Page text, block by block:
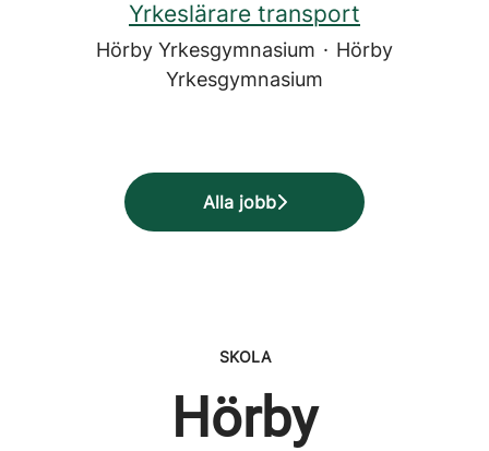
Yrkeslärare transport
Hörby Yrkesgymnasium · Hörby
Yrkesgymnasium
Alla jobb
SKOLA
Hörby